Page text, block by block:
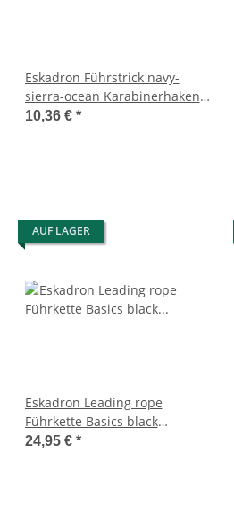
Eskadron Führstrick navy-
sierra-ocean Karabinerhaken
Anbindestrick FS 2026
10,36 € *
AUF LAGER
Eskadron Leading rope
Führkette Basics black
Führleine
24,95 € *